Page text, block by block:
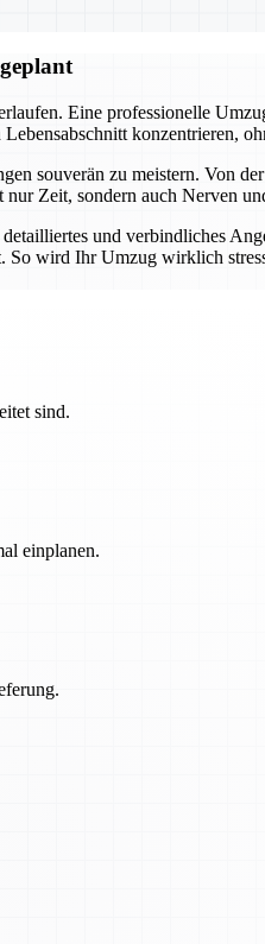
Eine professionelle
konzentrieren,
souverän zu meistern. Von
Zeit, sondern auch Nerven
und verbindliches
wird Ihr Umzug wirklich
sind.
einplanen.